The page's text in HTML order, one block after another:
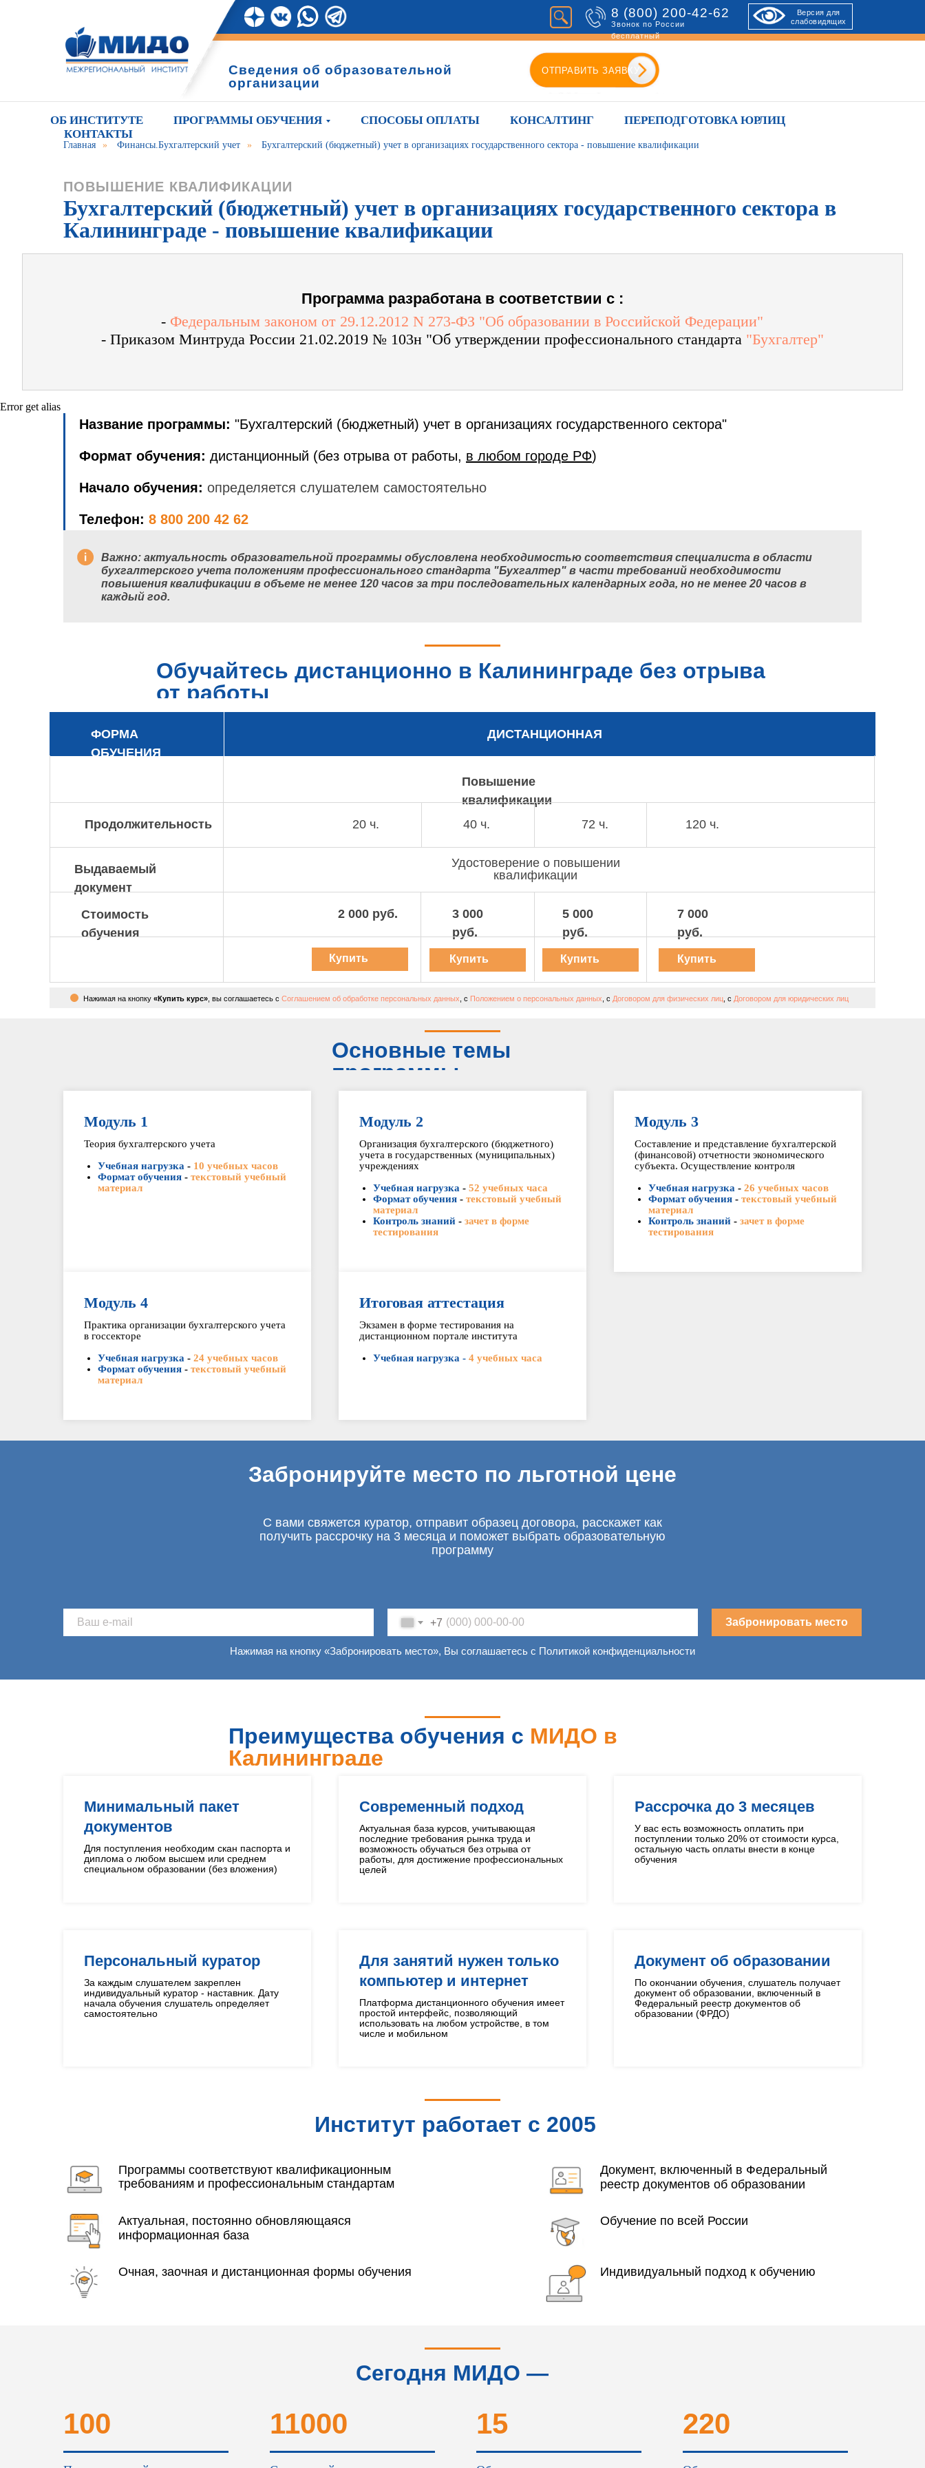
8 (800) 200-42-62
Звонок по России
бесплатный
ОТПРАВИТЬ ЗАЯВКУ
Версия для
слабовидящих
Сведения об образовательной
организации
ОБ ИНСТИТУТЕ ПРОГРАММЫ ОБУЧЕНИЯ СПОСОБЫ ОПЛАТЫ КОНСАЛТИНГ
ПЕРЕПОДГОТОВКА ЮРЛИЦ
КОНТАКТЫ
Главная » Финансы.Бухгалтерский учет » Бухгалтерский (бюджетный) учет в организациях государственного сектора - повышение квалификации
ПОВЫШЕНИЕ КВАЛИФИКАЦИИ
Бухгалтерский (бюджетный) учет в организациях государственного сектора в
Калининграде - повышение квалификации
Программа разработана в соответствии с :
- Федеральным законом от 29.12.2012 N 273-ФЗ "Об образовании в Российской Федерации"
- Приказом Минтруда России 21.02.2019 № 103н "Об утверждении профессионального стандарта "Бухгалтер"
Error get alias
Название программы: "Бухгалтерский (бюджетный) учет в организациях государственного сектора"
Формат обучения: дистанционный (без отрыва от работы, в любом городе РФ)
Начало обучения: определяется слушателем самостоятельно
Телефон: 8 800 200 42 62
Важно: актуальность образовательной программы обусловлена необходимостью соответствия специалиста в области
бухгалтерского учета положениям профессионального стандарта "Бухгалтер" в части требований необходимости
повышения квалификации в объеме не менее 120 часов за три последовательных календарных года, но не менее 20 часов в
каждый год.
Обучайтесь дистанционно в Калининграде без отрыва
от работы
ФОРМА
ОБУЧЕНИЯ
ДИСТАНЦИОННАЯ
Повышение
квалификации
Продолжительность
Выдаваемый
документ
Стоимость
обучения
20 ч.
2 000 руб.
Удостоверение о повышении
квалификации
40 ч. 72 ч. 120 ч.
3 000
руб.
5 000
руб.
7 000
руб.
Купить
курс
Купить
курс
Купить
курс
Купить
курс
Нажимая на кнопку «Купить курс» , вы соглашаетесь с Соглашением об обработке персональных данных , с Положением о персональных данных , с Договором для физических лиц , с Договором для юридических лиц
Основные темы
программы
Модуль 1
Теория бухгалтерского учета
Учебная нагрузка - 10 учебных часов
Формат обучения - текстовый учебный
материал
Модуль 2
Организация бухгалтерского (бюджетного)
учета в государственных (муниципальных)
учреждениях
Учебная нагрузка - 52 учебных часа
Формат обучения- текстовый учебный
материал
Контроль знаний- зачет в форме
тестирования
Модуль 3
Составление и представление бухгалтерской
(финансовой) отчетности экономического
субъекта. Осуществление контроля
Учебная нагрузка - 26 учебных часов
Формат обучения- текстовый учебный
материал
Контроль знаний- зачет в форме
тестирования
Модуль 4
Практика организации бухгалтерского учета
в госсекторе
Учебная нагрузка - 24 учебных часов
Формат обучения - текстовый учебный
материал
Итоговая аттестация
Экзамен в форме тестирования на
дистанционном портале института
Учебная нагрузка - 4 учебных часа
Забронируйте место по льготной цене
С вами свяжется куратор, отправит образец договора, расскажет как
получить рассрочку на 3 месяца и поможет выбрать образовательную
программу
+7 Забронировать место
Нажимая на кнопку «Забронировать место», Вы соглашаетесь с Политикой конфиденциальности
Преимущества обучения с МИДО в
Калининграде
Минимальный пакет
документов
Для поступления необходим скан паспорта и
диплома о любом высшем или среднем
специальном образовании (без вложения)
Современный подход
Актуальная база курсов, учитывающая
последние требования рынка труда и
возможность обучаться без отрыва от
работы, для достижение профессиональных
целей
Рассрочка до 3 месяцев
У вас есть возможность оплатить при
поступлении только 20% от стоимости курса,
остальную часть оплаты внести в конце
обучения
Персональный куратор
За каждым слушателем закреплен
индивидуальный куратор - наставник. Дату
начала обучения слушатель определяет
самостоятельно
Для занятий нужен только
компьютер и интернет
Платформа дистанционного обучения имеет
простой интерфейс, позволяющий
использовать на любом устройстве, в том
числе и мобильном
Документ об образовании
По окончании обучения, слушатель получает
документ об образовании, включенный в
Федеральный реестр документов об
образовании (ФРДО)
Институт работает с 2005
Программы соответствуют квалификационным
требованиям и профессиональным стандартам
Документ, включенный в Федеральный
реестр документов об образовании
Актуальная, постоянно обновляющаяся
информационная база
Обучение по всей России
Очная, заочная и дистанционная формы обучения Индивидуальный подход к обучению
Сегодня МИДО —
100 11000 15 220